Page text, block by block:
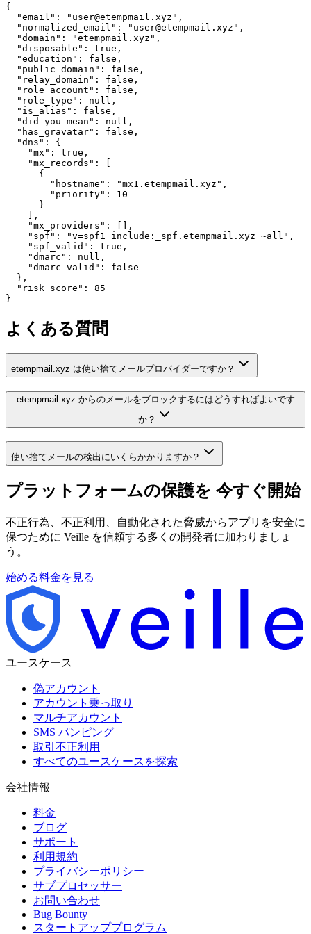
{
  "email": "user@etempmail.xyz",
  "normalized_email": "user@etempmail.xyz",
  "domain": "etempmail.xyz",
  "disposable": true,
  "education": false,
  "public_domain": false,
  "relay_domain": false,
  "role_account": false,
  "role_type": null,
  "is_alias": false,
  "did_you_mean": null,
  "has_gravatar": false,
  "dns": {
    "mx": true,
    "mx_records": [
      {
        "hostname": "mx1.etempmail.xyz",
        "priority": 10
      }
    ],
    "mx_providers": [],
    "spf": "v=spf1 include:_spf.etempmail.xyz ~all",
    "spf_valid": true,
    "dmarc": null,
    "dmarc_valid": false
  },
  "risk_score": 85
}
よくある質問
etempmail.xyz は使い捨てメールプロバイダーですか？
etempmail.xyz からのメールをブロックするにはどうすればよいです
か？
使い捨てメールの検出にいくらかかりますか？
プラットフォームの保護を 今すぐ開始
不正行為、不正利用、自動化された脅威からアプリを安全に
保つために Veille を信頼する多くの開発者に加わりましょ
う。
始める料金を見る
ユースケース
偽アカウント
アカウント乗っ取り
マルチアカウント
SMS パンピング
取引不正利用
すべてのユースケースを探索
会社情報
料金
ブログ
サポート
利用規約
プライバシーポリシー
サブプロセッサー
お問い合わせ
Bug Bounty
スタートアッププログラム